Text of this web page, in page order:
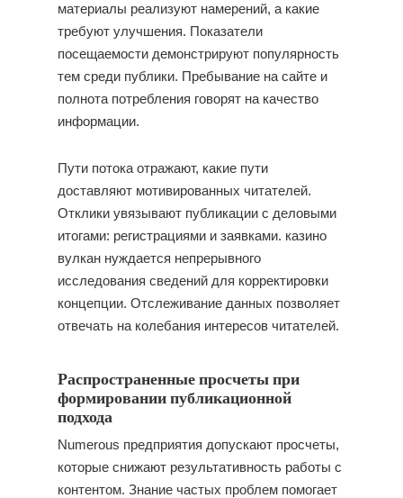
материалы реализуют намерений, а какие
требуют улучшения. Показатели
посещаемости демонстрируют популярность
тем среди публики. Пребывание на сайте и
полнота потребления говорят на качество
информации.
Пути потока отражают, какие пути
доставляют мотивированных читателей.
Отклики увязывают публикации с деловыми
итогами: регистрациями и заявками. казино
вулкан нуждается непрерывного
исследования сведений для корректировки
концепции. Отслеживание данных позволяет
отвечать на колебания интересов читателей.
Распространенные просчеты при
формировании публикационной
подхода
Numerous предприятия допускают просчеты,
которые снижают результативность работы с
контентом. Знание частых проблем помогает